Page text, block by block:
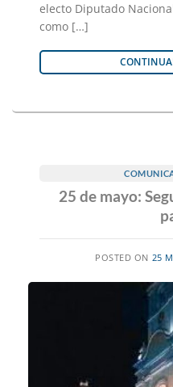
electo Diputado
como […]
25 de mayo:
POSTED ON 25